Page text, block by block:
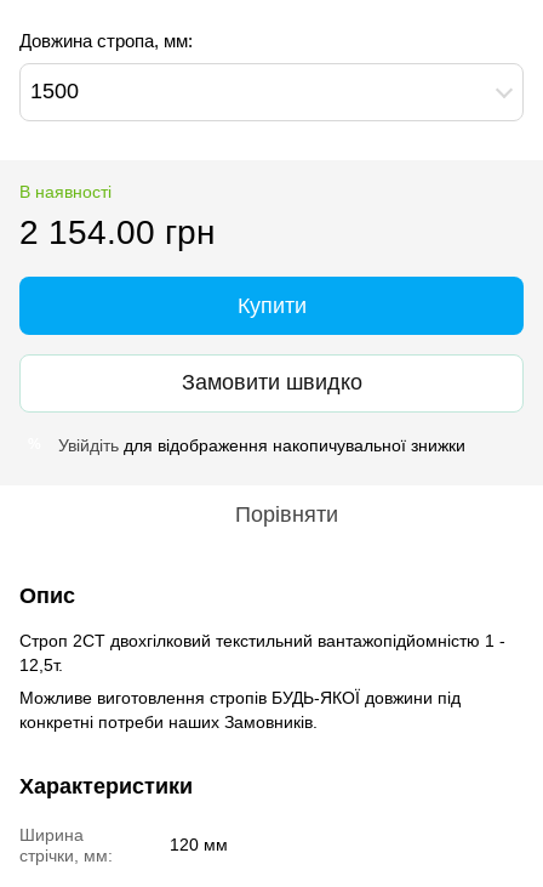
Довжина стропа, мм:
1500
В наявності
2 154.00 грн
Купити
Замовити швидко
Увійдіть для відображення накопичувальної знижки
Порівняти
Опис
Строп 2СТ двохгілковий текстильний вантажопідйомністю 1 -
12,5т.
Можливе виготовлення стропів БУДЬ-ЯКОЇ довжини під
конкретні потреби наших Замовників.
Характеристики
Ширина
стрічки, мм:
120 мм